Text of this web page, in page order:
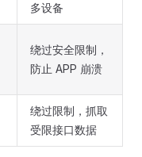
多设备
绕过安全限制，
防止 APP 崩溃
绕过限制，抓取
受限接口数据